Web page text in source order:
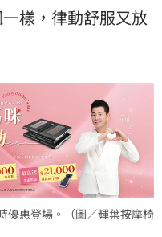
樣，律動舒服又放
優惠登場。（圖／輝葉按摩椅